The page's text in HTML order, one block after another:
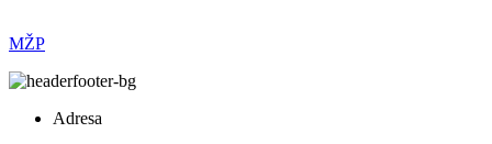
MŽP
Adresa